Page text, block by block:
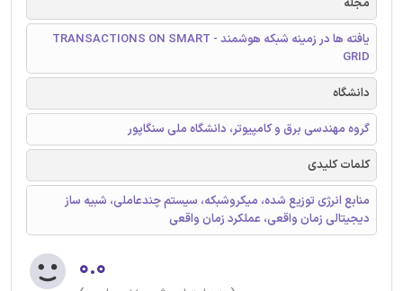
یافته ها در زمینه شبکه هوشمند - TRANSACTIONS ON SMART
GRID
دانشگاه
گروه مهندسی برق و کامپیوتر، دانشگاه ملی سنگاپور
کلمات کلیدی
منابع انرژی توزیع شده، میکروشبکه، سیستم چندعاملی، شبیه ساز
دیجیتالی زمان واقعی، عملکرد زمان واقعی
۰.۰